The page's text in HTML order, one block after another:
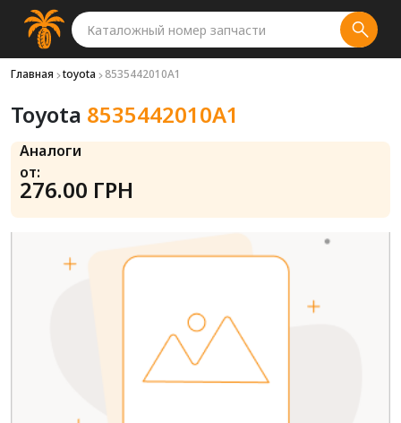
Главная toyota 8535442010A1
Toyota 8535442010A1
Аналоги
от:
276.00 ГРН